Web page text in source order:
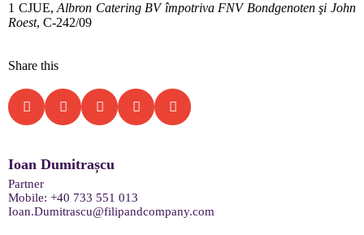
1 CJUE,Albron Catering BV împotriva FNV Bondgenoten şi John
Roest, C-242/09
Share this
Ioan Dumitrașcu
Partner
Mobile: +40 733 551 013
Ioan.Dumitrascu@filipandcompany.com